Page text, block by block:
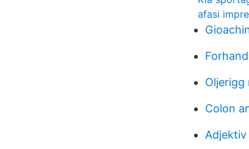
afasi
Oljerigg
Colon
Adjektiv